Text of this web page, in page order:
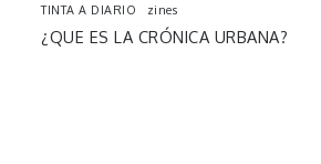
TINTA A DIARIO
zines
¿QUE ES LA CRÓNICA URBANA?